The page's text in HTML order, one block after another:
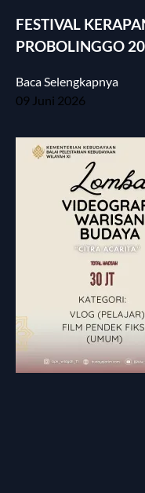
FESTIVAL
PROBOLINGGO
Baca Selengkapnya
09 Juni 2026